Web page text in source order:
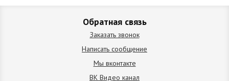
Обратная связь
Заказать звонок
Написать сообщение
Мы вконтакте
ВК Видео канал